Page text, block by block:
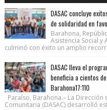
DASAC concluye
de solidaridad en
Barahona,
Asistencia Social y
culminó con éxito un amplio
DASAC lleva el
beneficia a cientos
Barahona17:110
Paraíso, Barahona.– La Dirección
Comunitaria (DASAC) desarrolló